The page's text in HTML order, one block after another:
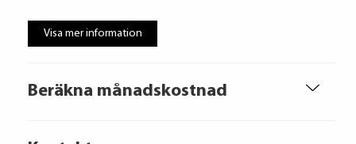
Beräkna månadskostnad
Visa mer information